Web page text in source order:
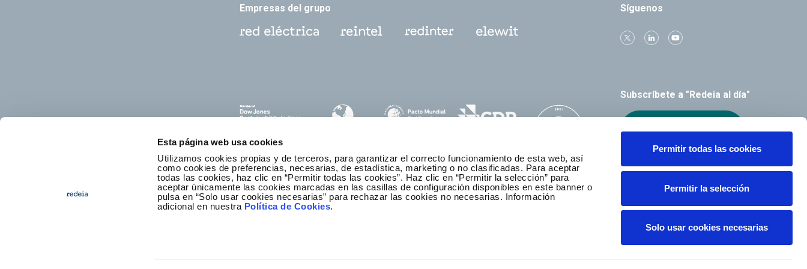
Esta página web usa cookies
Utilizamos cookies propias y de terceros, para garantizar el correcto funcionamiento de esta web, así
como cookies de preferencias, necesarias, de estadística, marketing o no clasificadas. Para aceptar
todas las cookies, haz clic en “Permitir todas las cookies”. Haz clic en “Permitir la selección” para
aceptar únicamente las cookies marcadas en las casillas de configuración disponibles en este banner o
pulsa en “Solo usar cookies necesarias” para rechazar las cookies no necesarias. Información
adicional en nuestra Política de Cookies.
Permitir todas las cookies
Permitir la selección
Solo usar cookies necesarias
Empresas del grupo Síguenos
Subscríbete a "Redeia al día"
Recibe el boletín
Canal ético y de cumplimiento